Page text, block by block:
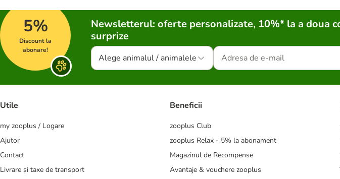
5%
Discount la
abonare!
Newsletterul: oferte personalizate, 10%* la a doua
surprize
Alege animalul / animalele
Utile
my zooplus / Logare
Ajutor
Contact
Livrare și taxe de transport
Beneficii
zooplus Club
zooplus Relax - 5% la abonament
Magazinul de Recompense
Avantaje & vouchere zooplus